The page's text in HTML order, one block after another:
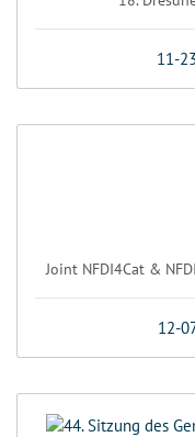
11-
Joint NFDI4Cat &
12-